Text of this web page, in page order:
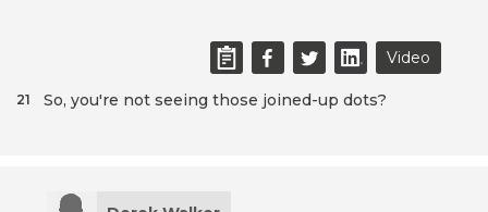
Video
So, you're not seeing those joined-up dots?
21